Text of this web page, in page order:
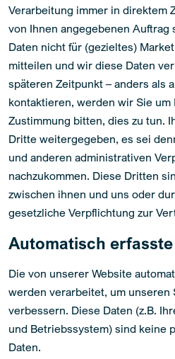
Verarbeitung immer in direktem
von Ihnen angegebenen
Daten nicht für (gezieltes)
mitteilen und wir diese Daten
späteren Zeitpunkt – anders als
kontaktieren, werden wir Sie
Zustimmung bitten, dies zu tun.
Dritte weitergegeben, es sei
und anderen administrativen
nachzukommen. Diese Dritten
zwischen ihnen und uns oder
gesetzliche Verpflichtung zur
Automatisch
Die von unserer Website
werden verarbeitet, um unseren
verbessern. Diese Daten (z.B.
und Betriebssystem) sind keine
Daten.